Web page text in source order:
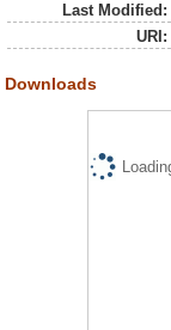
Last Modified:
URI:
Downloads